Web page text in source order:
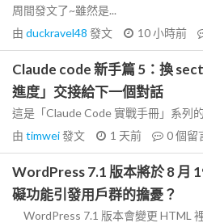
周間發文了~雖然是...
由 duckravel48 發文 10 小時前
Claude code 新手篇 5：換
進度」交接給下一個對話
這是「Claude Code 實戰手冊」系列
由 timwei發文 1 天前 0個留
WordPress 7.1 版本將於 8 月
礙功能引發用戶群的擔憂？
WordPress 7.1 版本會變更 HTML